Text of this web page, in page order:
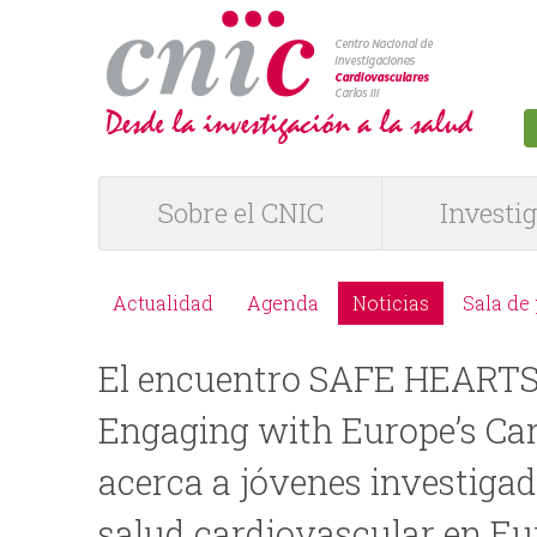
R
Sobre el CNIC
e
n
Actualidad Agenda Noticias Sala de
El encuentro SAFE
Engaging with Europe’s
acerca a jóvenes